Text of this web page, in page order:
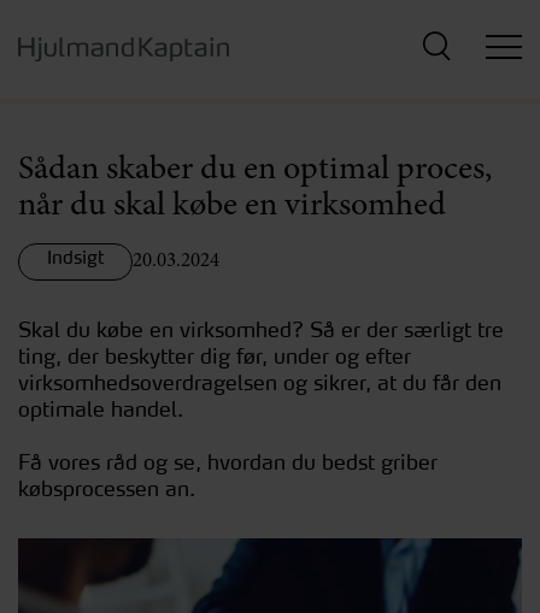
hovedindhold
Sådan skaber du en optimal proces,
når du skal købe en virksomhed
Indsigt 20.03.2024
Skal du købe en virksomhed? Så er der særligt tre
ting, der beskytter dig før, under og efter
virksomhedsoverdragelsen og sikrer, at du får den
optimale handel.
Få vores råd og se, hvordan du bedst griber
købsprocessen an.